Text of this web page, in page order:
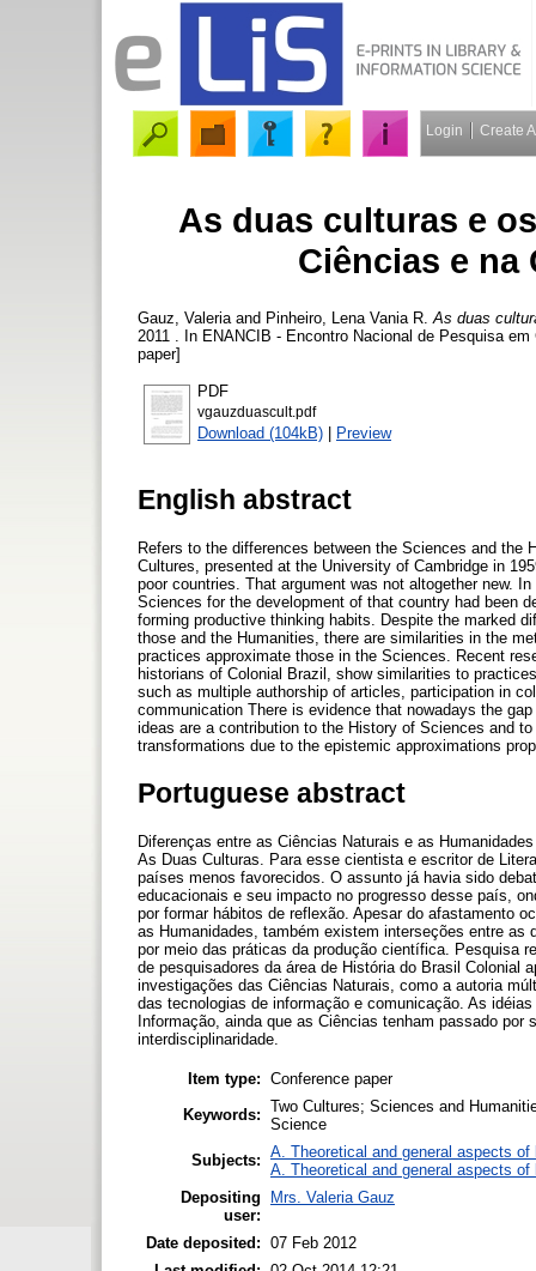
Login Create
As duas culturas e
Ciências e na
Gauz, Valeria and Pinheiro, Lena Vania R. As duas
2011 . In ENANCIB - Encontro Nacional de Pesquisa
paper]
PDF
vgauzduascult.pdf
Download (104kB) | Preview
English abstract
Refers to the differences between the Sciences and the
Cultures, presented at the University of Cambridge in
poor countries. That argument was not altogether new.
Sciences for the development of that country had been
forming productive thinking habits. Despite the marked
those and the Humanities, there are similarities in the
practices approximate those in the Sciences. Recent
historians of Colonial Brazil, show similarities to
such as multiple authorship of articles, participation in
communication There is evidence that nowadays the
ideas are a contribution to the History of Sciences and
transformations due to the epistemic approximations
Portuguese abstract
Diferenças entre as Ciências Naturais e as
As Duas Culturas. Para esse cientista e escritor de
países menos favorecidos. O assunto já havia sido
educacionais e seu impacto no progresso desse país,
por formar hábitos de reflexão. Apesar do afastamento
as Humanidades, também existem interseções entre
por meio das práticas da produção científica. Pesquisa
de pesquisadores da área de História do Brasil Colonial
investigações das Ciências Naturais, como a autoria
das tecnologias de informação e comunicação. As
Informação, ainda que as Ciências tenham passado
interdisciplinaridade.
Item type: Conference paper
Keywords: Two Cultures; Sciences and
Science
Subjects: A. Theoretical and general aspects
A. Theoretical and general aspects
Depositing
user:
Mrs. Valeria Gauz
Date deposited: 07 Feb 2012